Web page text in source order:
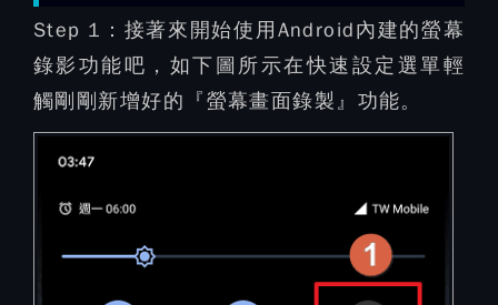
Step 1： 接著來開始使用Android內建的螢幕
錄影功能吧，如下圖所示在快速設定選單輕
觸剛剛新增好的『螢幕畫面錄製』功能。